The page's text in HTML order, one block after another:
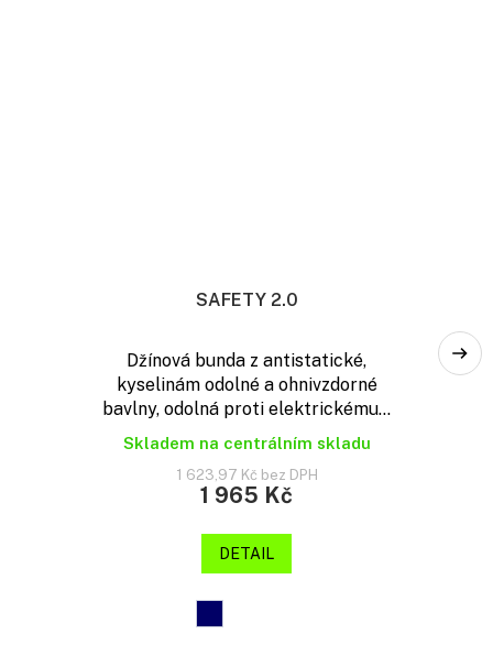
SAFETY 2.0
Džínová bunda z antistatické,
kyselinám odolné a ohnivzdorné
bavlny, odolná proti elektrickému...
Skladem na centrálním skladu
1 623,97 Kč bez DPH
1 965 Kč
DETAIL